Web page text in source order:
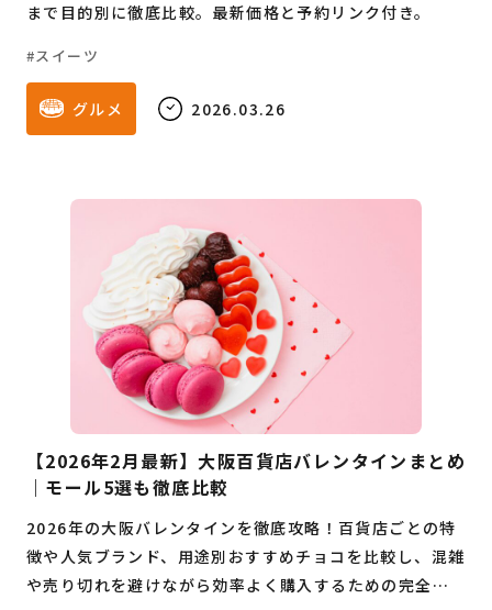
まで目的別に徹底比較。最新価格と予約リンク付き。
スイーツ
グルメ 2026.03.26
【2026年2月最新】大阪百貨店バレンタインまとめ
｜モール5選も徹底比較
2026年の大阪バレンタインを徹底攻略！百貨店ごとの特
徴や人気ブランド、用途別おすすめチョコを比較し、混雑
や売り切れを避けながら効率よく購入するための完全ガ